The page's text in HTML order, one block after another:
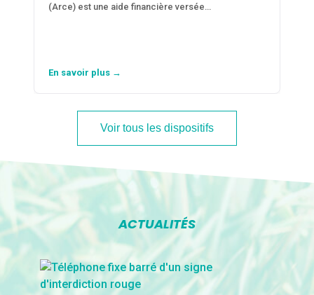
(Arce) est une aide financière versée…
En savoir plus →
Voir tous les dispositifs
ACTUALITÉS